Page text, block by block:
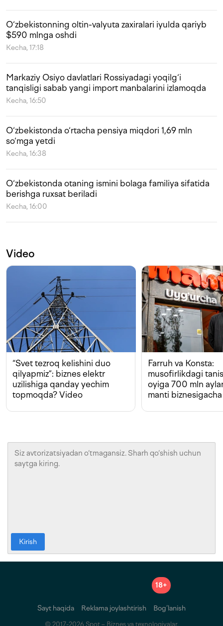
O‘zbekistonning oltin-valyuta zaxiralari iyulda qariyb
$590 mlnga oshdi
Kecha, 17:18
Markaziy Osiyo davlatlari Rossiyadagi yoqilg‘i
tanqisligi sabab yangi import manbalarini izlamoqda
Kecha, 16:50
O‘zbekistonda o‘rtacha pensiya miqdori 1,69 mln
so‘mga yetdi
Kecha, 16:38
O‘zbekistonda otaning ismini bolaga familiya sifatida
berishga ruxsat beriladi
Kecha, 16:00
Video
“Svet tezroq kelishini duo
qilyapmiz”: biznes elektr
uzilishiga qanday yechim
topmoqda? Video
Farruh va Konsta:
musofirlikdagi
oyiga 700 mln
manti biznesigacha
Kirish
18+
Sayt haqida Reklama joylashtirish Bog‘lanish
© 2017-2026 Spot – Biznes va texnologiyalar.